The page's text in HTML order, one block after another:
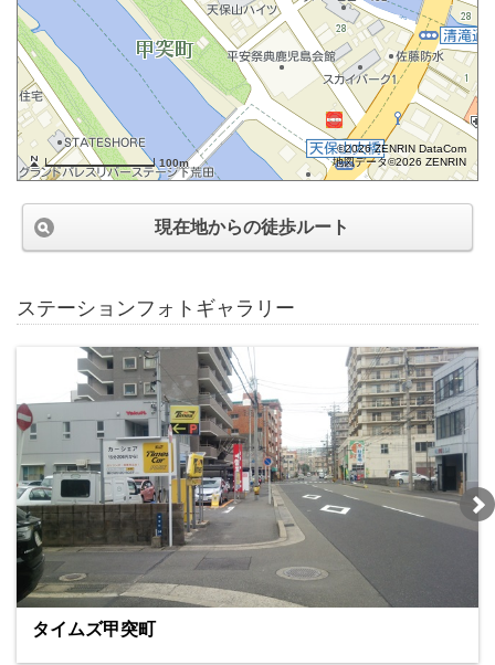
100m
©2026 ZENRIN DataCom
地図データ©2026 ZENRIN
現在地からの徒歩ルート
ステーションフォトギャラリー
タイムズ甲突町